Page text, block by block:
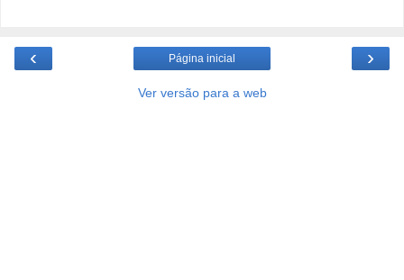
‹ ›
Página inicial
Ver versão para a web